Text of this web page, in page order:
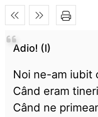
Adio! (I)
Noi ne-am iubit
Când eram
Când ne